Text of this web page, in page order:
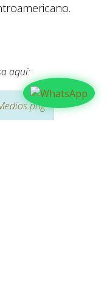
aquí: